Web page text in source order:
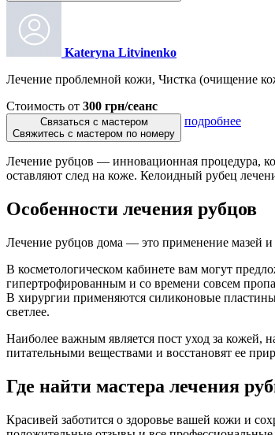
Kateryna Litvinenko
Лечение проблемной кожи, Чистка (очищение
Стоимость от 300 грн/сеанс
Связаться с мастером
Свяжитесь с мастером по номеру
подробнее
Лечение рубцов — инновационная процедура,
оставляют след на коже. Келоидный рубец
Особенности лечения рубцов
Лечение рубцов дома — это применение мазей и
В косметологическом кабинете вам могут
гипертрофированным и со времени совсем
В хирургии применяются силиконовые пластины
светлее.
Наиболее важным является пост уход за кожей,
питательными веществами и восстановят ее
Где найти мастера лечения
Красивей заботится о здоровье вашей кожи и